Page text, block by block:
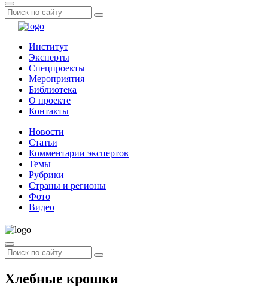
Институт
Эксперты
Спецпроекты
Мероприятия
Библиотека
О проекте
Контакты
Новости
Статьи
Комментарии экспертов
Темы
Рубрики
Страны и регионы
Фото
Видео
Хлебные крошки